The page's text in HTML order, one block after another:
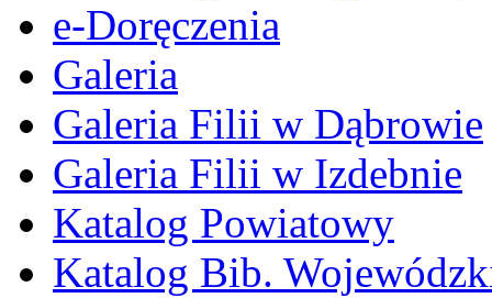
e-Doręczenia
Galeria
Galeria Filii w Dąbrowie
Galeria Filii w Izdebnie
Katalog Powiatowy
Katalog Bib.